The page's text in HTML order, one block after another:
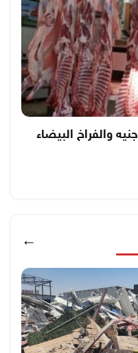
أسيوط.. اللحوم البلدي بـ400 جنيه والفراخ البيضاء
←